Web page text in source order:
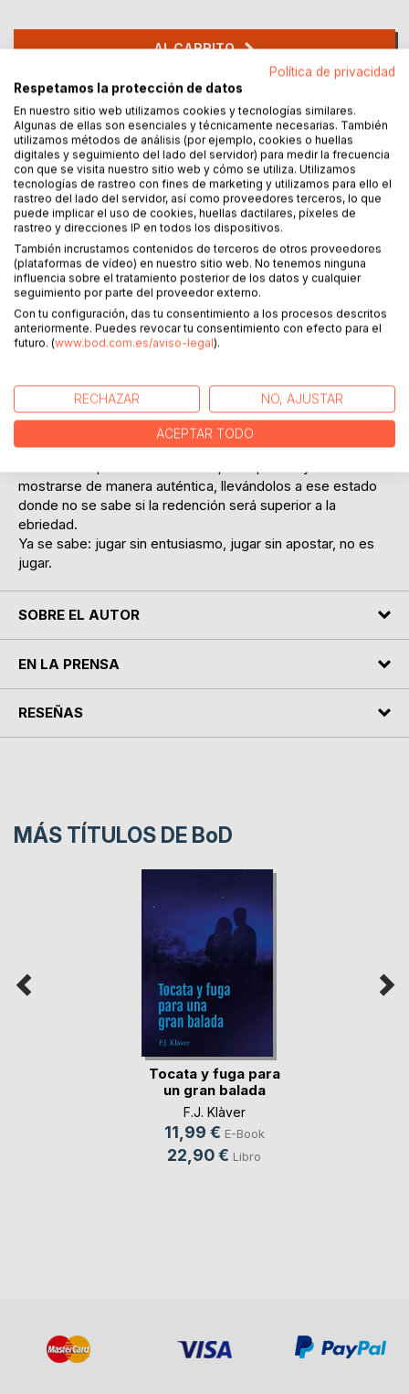
AL CARRITO
Añadir a lista de deseo
Haz una reseña
DESCRIPCIÓN
«Tres cosas son necesarias para la salvación del hombre:
saber lo que debe creer; saber lo que debe querer; y saber
lo que debe hacer».
resulta engañosa, pero, ¿y si uno no sabe qué creer, que
querer o qué hacer?
Entre el día y la noche se mueve este cuento, en la sublime
senda entre el orden y el caos. Como los buenos juegos, el
mostrarse de manera auténtica, llevándolos a ese estado
donde no se sabe si la redención será superior a la
ebriedad.
Ya se sabe: jugar sin entusiasmo, jugar sin apostar, no es
jugar.
SOBRE EL AUTOR
EN LA PRENSA
RESEÑAS
MÁS TÍTULOS DE BoD
Tocata y fuga para
un gran balada
F.J. Klàver
11,99 € E-Book
22,90 € Libro
Política de privacidad
Respetamos la protección de datos
En nuestro sitio web utilizamos cookies y tecnologías similares.
Algunas de ellas son esenciales y técnicamente necesarias. También
utilizamos métodos de análisis (por ejemplo, cookies o huellas
digitales y seguimiento del lado del servidor) para medir la frecuencia
con que se visita nuestro sitio web y cómo se utiliza. Utilizamos
tecnologías de rastreo con fines de marketing y utilizamos para ello el
rastreo del lado del servidor, así como proveedores terceros, lo que
puede implicar el uso de cookies, huellas dactilares, píxeles de
rastreo y direcciones IP en todos los dispositivos.
También incrustamos contenidos de terceros de otros proveedores
(plataformas de vídeo) en nuestro sitio web. No tenemos ninguna
influencia sobre el tratamiento posterior de los datos y cualquier
seguimiento por parte del proveedor externo.
Con tu configuración, das tu consentimiento a los procesos descritos
anteriormente. Puedes revocar tu consentimiento con efecto para el
futuro. (www.bod.com.es/aviso-legal).
RECHAZAR NO, AJUSTAR
ACEPTAR TODO